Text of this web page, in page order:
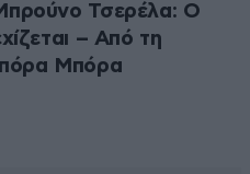
Τσερέλα: Ο
– Από τη
Μπόρα